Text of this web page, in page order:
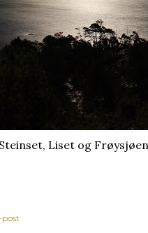
Liset og
post